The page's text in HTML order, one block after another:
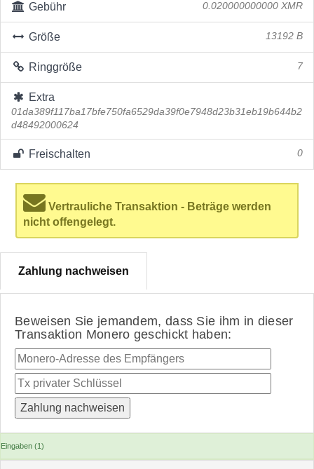
Gebühr 0.020000000000 XMR
Größe 13192 B
Ringgröße 7
Extra
01da389f117ba17bfe750fa6529da39f0e7948d23b31eb19b644b2
d48492000624
Freischalten 0
Vertrauliche Transaktion - Beträge werden
nicht offengelegt.
Zahlung nachweisen
Beweisen Sie jemandem, dass Sie ihm in dieser
Transaktion Monero geschickt haben:
Eingaben (1)